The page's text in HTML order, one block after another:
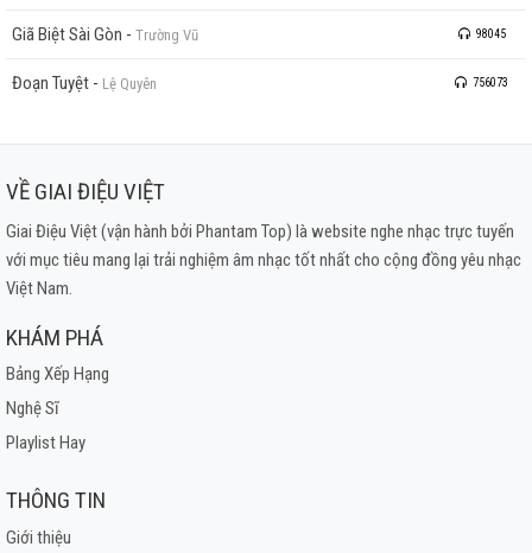
Giã Biệt Sài Gòn - Trường Vũ 98045
Đoạn Tuyệt - Lệ Quyên 756073
VỀ GIAI ĐIỆU VIỆT
Giai Điệu Việt (vận hành bởi Phantam Top) là website nghe nhạc trực tuyến
với mục tiêu mang lại trải nghiệm âm nhạc tốt nhất cho cộng đồng yêu nhạc
Việt Nam.
KHÁM PHÁ
Bảng Xếp Hạng
Nghệ Sĩ
Playlist Hay
THÔNG TIN
Giới thiệu